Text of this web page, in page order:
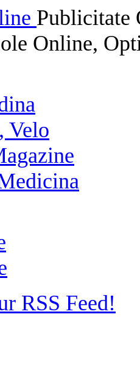
Publicitate
Online,
Velo
RSS Feed!